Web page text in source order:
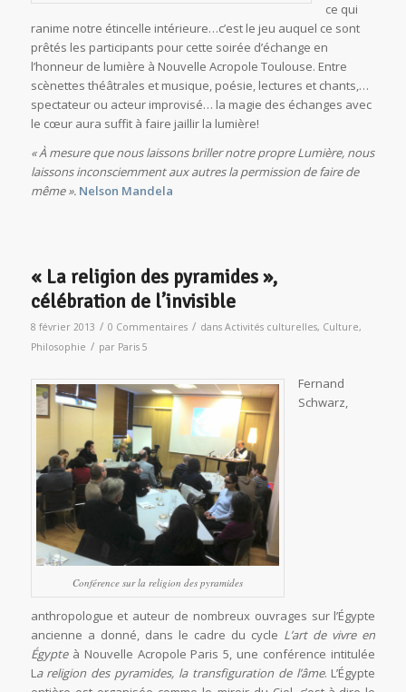
ce qui
ranime notre étincelle intérieure…c’est le jeu auquel ce sont
prêtés les participants pour cette soirée d’échange en
l’honneur de lumière à Nouvelle Acropole Toulouse. Entre
scènettes théâtrales et musique, poésie, lectures et chants,…
spectateur ou acteur improvisé… la magie des échanges avec
le cœur aura suffit à faire jaillir la lumière!
« À mesure que nous laissons briller notre propre Lumière, nous
laissons inconsciemment aux autres la permission de faire de
même ». Nelson Mandela
« La religion des pyramides »,
célébration de l’invisible
8 février 2013 / 0 Commentaires / dans Activités culturelles, Culture,
Philosophie / par Paris 5
Conférence sur la religion des pyramides
Fernand
Schwarz,
anthropologue et auteur de nombreux ouvrages sur l’Égypte
ancienne a donné, dans le cadre du cycle L’art de vivre en
Égypteà Nouvelle Acropole Paris 5, une conférence intitulée
La religion des pyramides, la transfiguration de l’âme. L’Égypte